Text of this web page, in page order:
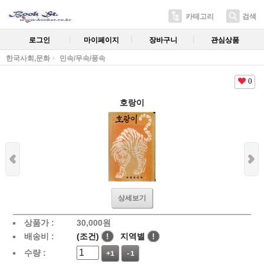
카테고리 검색
로그인 마이페이지 장바구니 관심상품
한국사회,문화 민속/무속/풍속
0
호랑이
상세보기
상품가 : 30,000원
배송비 :
(조건) ! 지역별
!
수량 :
+1 -1